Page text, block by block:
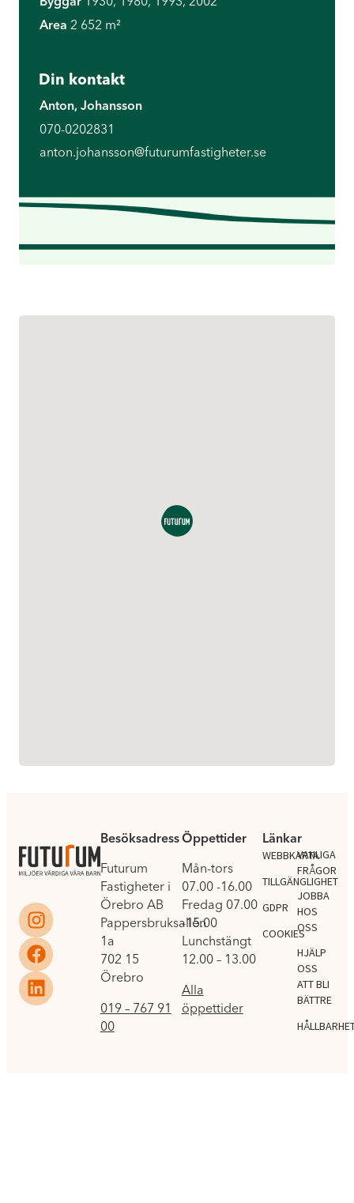
Area 2 652 m²
Din kontakt
Anton, Johansson
070-0202831
anton.johansson@futurumfastigheter.se
Besöksadress
Futurum
Fastigheter i
Örebro AB
Pappersbruksallén
1a
702 15
Örebro
019 – 767 91
00
Öppettider
Mån-tors
07.00 -16.00
Fredag 07.00
-15.00
Lunchstängt
12.00 – 13.00
Alla
öppettider
Länkar
WEBBKARTA
TILLGÄNGLIGHET
GDPR
COOKIES
.
VANLIGA
FRÅGOR
JOBBA
HOS
OSS
HJÄLP
OSS
ATT BLI
BÄTTRE